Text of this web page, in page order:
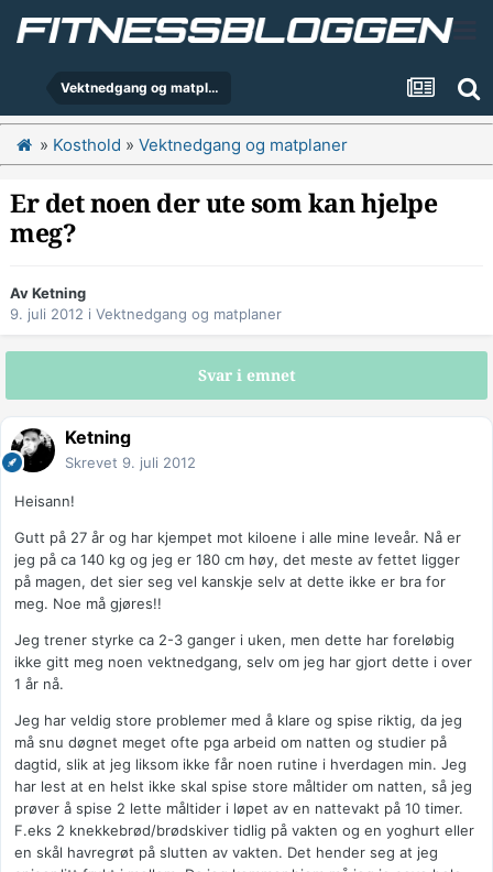
Vektnedgang og matplaner
» Kosthold » Vektnedgang og matplaner
Er det noen der ute som kan hjelpe
meg?
AvKetning
9. juli 2012 i Vektnedgang og matplaner
Svar i emnet
Ketning
Skrevet 9. juli 2012
Heisann!
Gutt på 27 år og har kjempet mot kiloene i alle mine leveår. Nå er
jeg på ca 140 kg og jeg er 180 cm høy, det meste av fettet ligger
på magen, det sier seg vel kanskje selv at dette ikke er bra for
meg. Noe må gjøres!!
Jeg trener styrke ca 2-3 ganger i uken, men dette har foreløbig
ikke gitt meg noen vektnedgang, selv om jeg har gjort dette i over
1 år nå.
Jeg har veldig store problemer med å klare og spise riktig, da jeg
må snu døgnet meget ofte pga arbeid om natten og studier på
dagtid, slik at jeg liksom ikke får noen rutine i hverdagen min. Jeg
har lest at en helst ikke skal spise store måltider om natten, så jeg
prøver å spise 2 lette måltider i løpet av en nattevakt på 10 timer.
F.eks 2 knekkebrød/brødskiver tidlig på vakten og en yoghurt eller
en skål havregrøt på slutten av vakten. Det hender seg at jeg